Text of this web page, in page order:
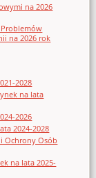
na 2026
na 2026 rok
2028
na lata
2026
2024-2028
Ochrony Osób
na lata 2025-